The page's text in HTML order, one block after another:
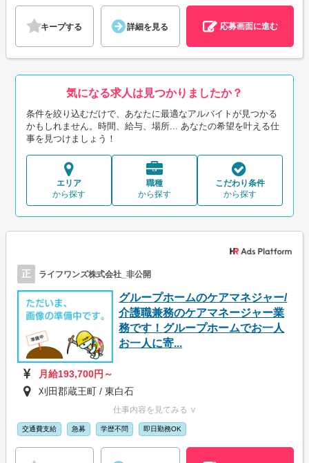
キープする 詳細を見る 応募画面に進む
気になる求人は見つかりましたか？
条件を絞り込むだけで、あなたに最適なアルバイトが見つかる
かもしれません。時間、給与、場所... あなたの希望を叶える仕
事を見つけましょう！
エリア
から探す
職種
から探す
こだわり条件
から探す
正 ライフワンズ株式会社_非公開
グループホームのケアマネジャー/
介護職兼務のケアマネージャー業
務です！グループホームでお一人
お一人に寄...
月給193,700円～
刈田郡蔵王町 / 東白石
仕事内容を見てみる ∨
交通費支給 急募 学歴不問 即日勤務OK